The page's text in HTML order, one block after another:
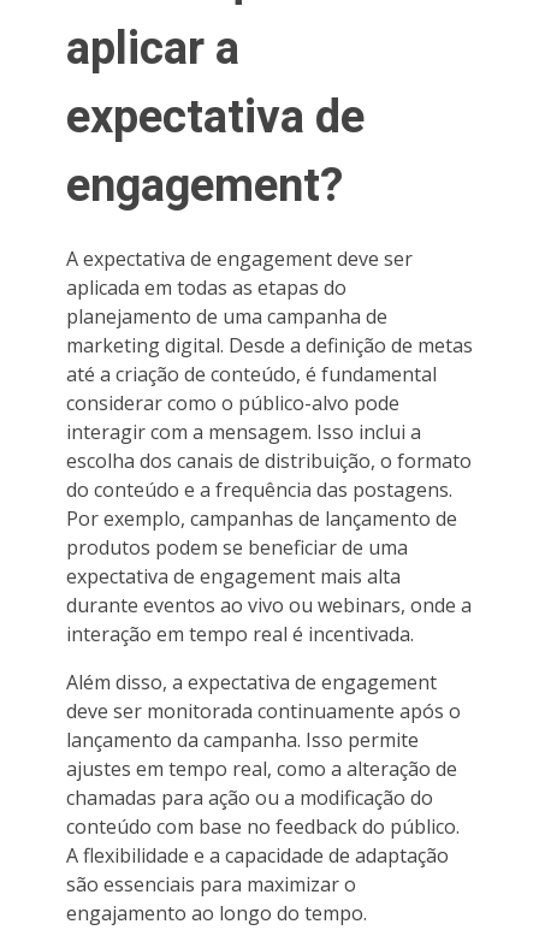
aplicar a
expectativa de
engagement?
A expectativa de engagement deve ser
aplicada em todas as etapas do
planejamento de uma campanha de
marketing digital. Desde a definição de metas
até a criação de conteúdo, é fundamental
considerar como o público-alvo pode
interagir com a mensagem. Isso inclui a
escolha dos canais de distribuição, o formato
do conteúdo e a frequência das postagens.
Por exemplo, campanhas de lançamento de
produtos podem se beneficiar de uma
expectativa de engagement mais alta
durante eventos ao vivo ou webinars, onde a
interação em tempo real é incentivada.
Além disso, a expectativa de engagement
deve ser monitorada continuamente após o
lançamento da campanha. Isso permite
ajustes em tempo real, como a alteração de
chamadas para ação ou a modificação do
conteúdo com base no feedback do público.
A flexibilidade e a capacidade de adaptação
são essenciais para maximizar o
engajamento ao longo do tempo.